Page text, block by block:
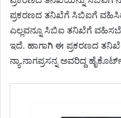
ಪ್ರಕರಣದ ತನಿಖೆಗೆ ಸಿಬಿಐಗೆ
ಎಲ್ಲವನ್ನೂ ಸಿಬಿಐ ತನಿಖೆಗೆ
ಇದೆ. ಹಾಗಾಗಿ ಈ ಪ್ರಕರಣದ
ನ್ಯಾ.ನಾಗಪ್ರಸನ್ನ ಅವರಿದ್ದ